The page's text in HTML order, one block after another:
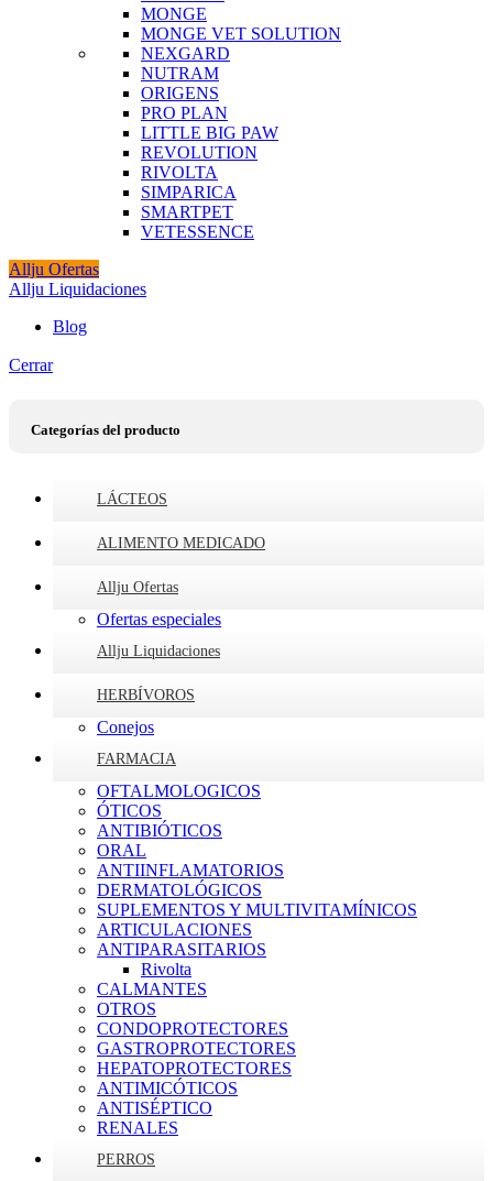
MONGE
MONGE VET SOLUTION
NEXGARD
NUTRAM
ORIGENS
PRO PLAN
LITTLE BIG PAW
REVOLUTION
RIVOLTA
SIMPARICA
SMARTPET
VETESSENCE
Allju Ofertas
Allju Liquidaciones
Blog
Cerrar
Categorías del producto
LÁCTEOS
ALIMENTO MEDICADO
Allju Ofertas
Ofertas especiales
Allju Liquidaciones
HERBÍVOROS
Conejos
FARMACIA
OFTALMOLOGICOS
ÓTICOS
ANTIBIÓTICOS
ORAL
ANTIINFLAMATORIOS
DERMATOLÓGICOS
SUPLEMENTOS Y MULTIVITAMÍNICOS
ARTICULACIONES
ANTIPARASITARIOS
Rivolta
CALMANTES
OTROS
CONDOPROTECTORES
GASTROPROTECTORES
HEPATOPROTECTORES
ANTIMICÓTICOS
ANTISÉPTICO
RENALES
PERROS